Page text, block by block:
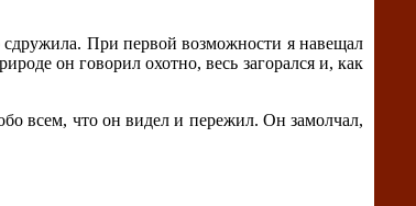
При первой возможности я навещал
он говорил охотно, весь загорался и, как
всем, что он видел и пережил. Он замолчал,